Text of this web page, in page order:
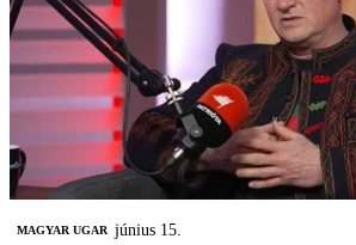
MAGYAR UGAR június 15.